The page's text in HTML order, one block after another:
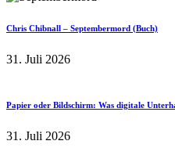
Chris Chibnall – Septembermord (Buch)
31. Juli 2026
Papier oder Bildschirm: Was digitale
31. Juli 2026